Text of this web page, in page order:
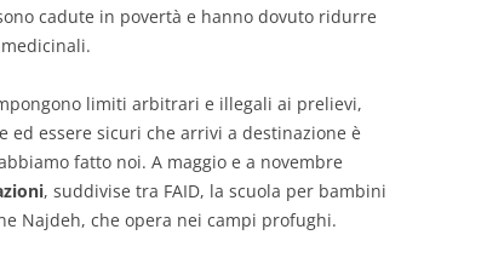
cadute in povertà e hanno dovuto ridurre
limiti arbitrari e illegali ai prelievi,
ed essere sicuri che arrivi a destinazione è
fatto noi. A maggio e a novembre
, suddivise tra FAID, la scuola per bambini
Najdeh, che opera nei campi profughi.